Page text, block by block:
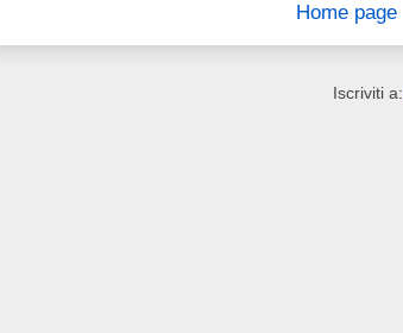
Home page
Iscriviti a: